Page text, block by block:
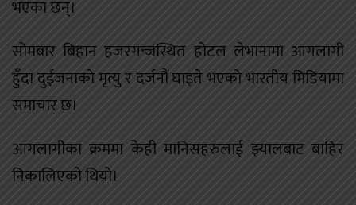
भएका छन्।
सोमबार बिहान हजरगन्जस्थित होटल लेभानामा आगलागी
हुँदा दुईजनाको मृत्यु र दर्जनौं घाइते भएको भारतीय मिडियामा
समाचार छ।
आगलागीका क्रममा केही मानिसहरुलाई झ्यालबाट बाहिर
निकालिएको थियो।